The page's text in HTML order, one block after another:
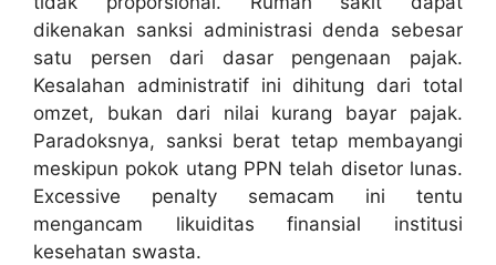
dikenakan sanksi administrasi denda sebesar
satu persen dari dasar pengenaan pajak.
Kesalahan administratif ini dihitung dari total
omzet, bukan dari nilai kurang bayar pajak.
Paradoksnya, sanksi berat tetap membayangi
meskipun pokok utang PPN telah disetor lunas.
Excessive penalty semacam ini tentu
mengancam likuiditas finansial institusi
kesehatan swasta.